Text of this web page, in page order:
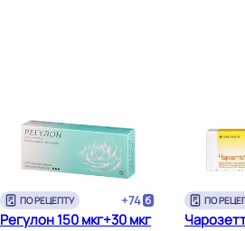
ПО РЕЦЕПТУ +74
Регулон 150 мкг+30 мкг
ПО